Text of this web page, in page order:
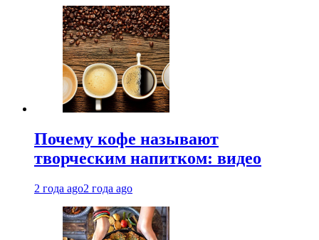
Почему кофе называют
творческим напитком: видео
2 года ago2 года ago